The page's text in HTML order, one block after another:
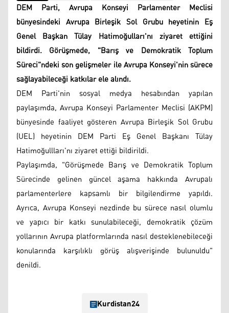
DEM Parti, Avrupa Konseyi Parlamenter Meclisi
bünyesindeki Avrupa Birleşik Sol Grubu heyetinin Eş
Genel Başkan Tülay Hatimoğulları'nı ziyaret ettiğini
bildirdi. Görüşmede, "Barış ve Demokratik Toplum
Süreci"ndeki son gelişmeler ile Avrupa Konseyi'nin sürece
sağlayabileceği katkılar ele alındı.
DEM Parti'nin sosyal medya hesabından yapılan
paylaşımda, Avrupa Konseyi Parlamenter Meclisi (AKPM)
bünyesinde faaliyet gösteren Avrupa Birleşik Sol Grubu
(UEL) heyetinin DEM Parti Eş Genel Başkanı Tülay
Hatimoğullları'nı ziyaret ettiği bildirildi.
Paylaşımda, "Görüşmede Barış ve Demokratik Toplum
Sürecinde gelinen güncel aşama hakkında Avrupalı
parlamenterlere kapsamlı bir bilgilendirme yapıldı.
Ayrıca, Avrupa Konseyi nezdinde bu sürece nasıl olumlu
ve yapıcı bir katkı sunulabileceği, demokratik çözüm
yollarının Avrupa platformlarında nasıl desteklenebileceği
konularında karşılıklı görüş alışverişinde bulunuldu"
denildi.
Kurdistan24